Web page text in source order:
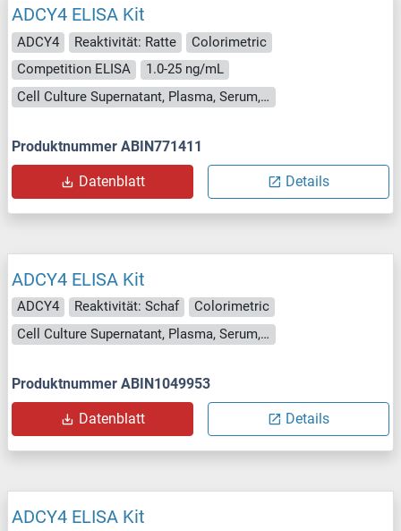
ADCY4 ELISA Kit
ADCY4 Reaktivität: Ratte
Colorimetric
Competition ELISA
1.0-25 ng/mL
Cell Culture Supernatant, Plasma, Serum, Tissue Homogenate
Produktnummer ABIN771411
Datenblatt Details
ADCY4 ELISA Kit
ADCY4 Reaktivität: Schaf
Colorimetric
Cell Culture Supernatant, Plasma, Serum, Tissue Homogenate
Produktnummer ABIN1049953
Datenblatt Details
ADCY4 ELISA Kit